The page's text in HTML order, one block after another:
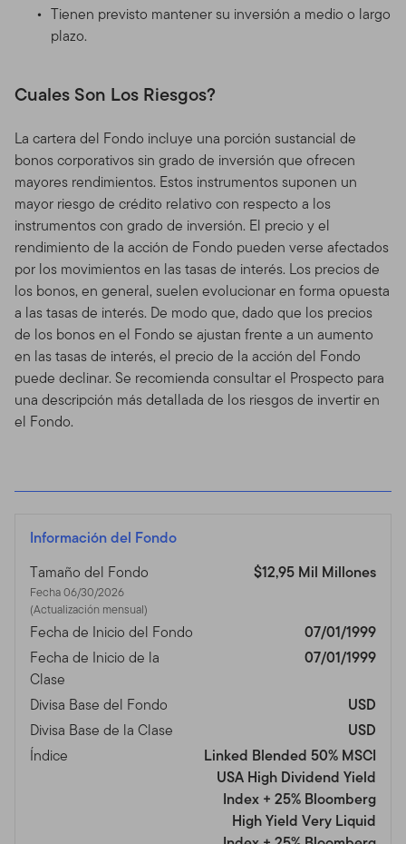
Tienen previsto mantener su inversión a medio o largo
plazo.
Cuales Son Los Riesgos?
La cartera del Fondo incluye una porción sustancial de
bonos corporativos sin grado de inversión que ofrecen
mayores rendimientos. Estos instrumentos suponen un
mayor riesgo de crédito relativo con respecto a los
instrumentos con grado de inversión. El precio y el
rendimiento de la acción de Fondo pueden verse afectados
por los movimientos en las tasas de interés. Los precios de
los bonos, en general, suelen evolucionar en forma opuesta
a las tasas de interés. De modo que, dado que los precios
de los bonos en el Fondo se ajustan frente a un aumento
en las tasas de interés, el precio de la acción del Fondo
puede declinar. Se recomienda consultar el Prospecto para
una descripción más detallada de los riesgos de invertir en
el Fondo.
Información del Fondo
Tamaño del Fondo
Fecha 06/30/2026
(Actualización mensual)
$12,95 Mil Millones
Fecha de Inicio del Fondo
07/01/1999
Fecha de Inicio de la
Clase
07/01/1999
Divisa Base del Fondo
USD
Divisa Base de la Clase
USD
Índice
Linked Blended 50% MSCI
USA High Dividend Yield
Index + 25% Bloomberg
High Yield Very Liquid